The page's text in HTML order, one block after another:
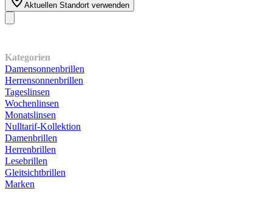
Aktuellen Standort verwenden
Kategorien
Damensonnenbrillen
Herrensonnenbrillen
Tageslinsen
Wochenlinsen
Monatslinsen
Nulltarif-Kollektion
Damenbrillen
Herrenbrillen
Lesebrillen
Gleitsichtbrillen
Marken